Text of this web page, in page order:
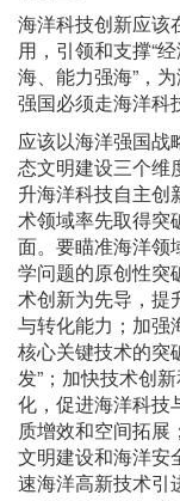
海洋科技创新应该
用，引领和支撑“
海、能力强海”，
强国必须走海洋科
应该以海洋强国战
态文明建设三个维
升海洋科技自主创
术领域率先取得突
面。要瞄准海洋领
学问题的原创性突
术创新为先导，提
与转化能力；加强
核心关键技术的突
发”；加快技术创
化，促进海洋科技
质增效和空间拓
文明建设和海洋安
速海洋高新技术引